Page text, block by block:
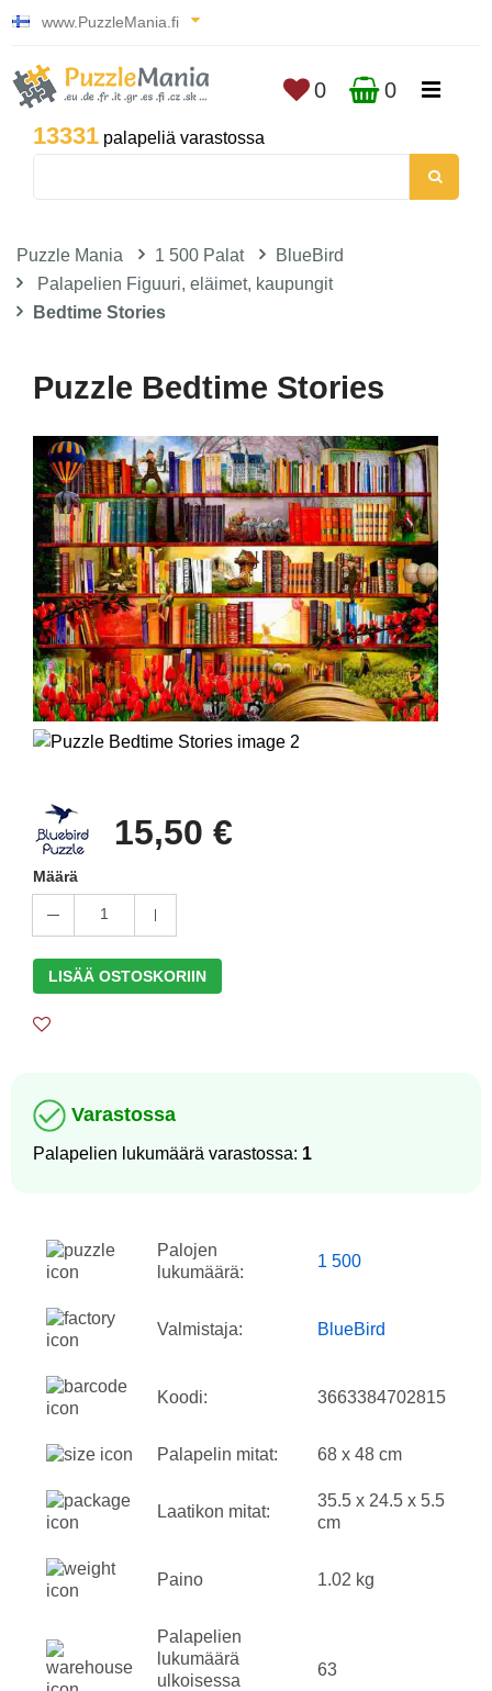
www.PuzzleMania.fi
13331 palapeliä varastossa
0 0
Puzzle Mania 1 500 Palat
BlueBird
Palapelien Figuuri, eläimet, kaupungit
Bedtime Stories
Puzzle Bedtime Stories
15,50 €
Määrä
1
LISÄÄ OSTOSKORIIN
Varastossa
Palapelien lukumäärä varastossa: 1
Palojen
lukumäärä:
1 500
Valmistaja: BlueBird
Koodi: 3663384702815
Palapelin mitat: 68 x 48 cm
Laatikon mitat:
35.5 x 24.5 x 5.5
cm
Paino 1.02 kg
Palapelien
lukumäärä
ulkoisessa
63